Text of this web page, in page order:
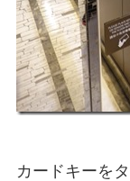
カードキーを